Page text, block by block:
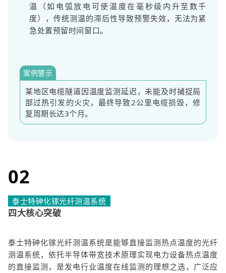
温（如电弧放电可使温度在毫秒级内升至数千
度），传统测温的滞后性导致预警失效，无法为紧
急处置预留时间窗口。
案例警示
某地区电缆隧道因温度监测延迟，未能及时捕捉局
部过热引发的火灾，最终导致2公里电缆损毁，修
复周期长达3个月。
02
泰士特砷化镓光纤测温系统
四大核心突破
泰士特砷化镓光纤测温系统是能够直接监测热点温度的光纤
测温系统，依托半导体带宽技术原理实现电力设备热点温度
的直接监测，是发电行业温度在线监测的理想之选，广泛应